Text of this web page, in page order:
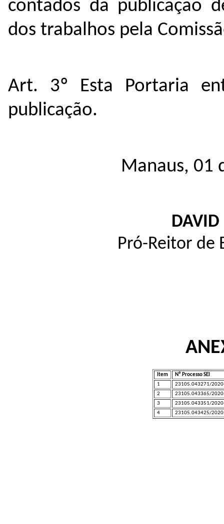
contados da publicação
dos trabalhos pela
Art. 3º Esta Portaria
publicação.
Manaus, 01
DAVID
Pró-Reitor de
Item
Nº Processo SEI
1
23105.043271/
2
23105.043365/
3
23105.043351/
4
23105.043425/